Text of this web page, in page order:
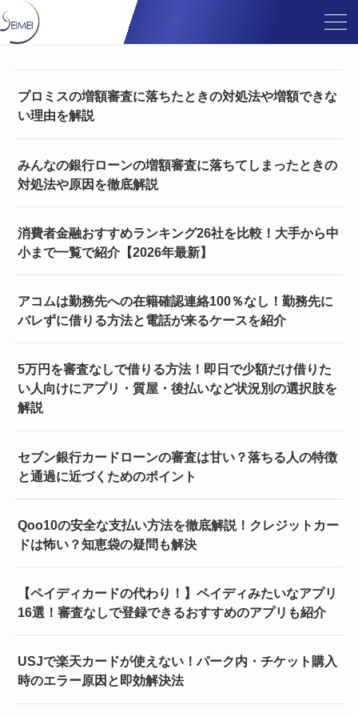
プロミスの増額審査に落ちたときの対処法や増額できな
い理由を解説
みんなの銀行ローンの増額審査に落ちてしまったときの
対処法や原因を徹底解説
消費者金融おすすめランキング26社を比較！大手から中
小まで一覧で紹介【2026年最新】
アコムは勤務先への在籍確認連絡100％なし！勤務先に
バレずに借りる方法と電話が来るケースを紹介
5万円を審査なしで借りる方法！即日で少額だけ借りた
い人向けにアプリ・質屋・後払いなど状況別の選択肢を
解説
セブン銀行カードローンの審査は甘い？落ちる人の特徴
と通過に近づくためのポイント
Qoo10の安全な支払い方法を徹底解説！クレジットカー
ドは怖い？知恵袋の疑問も解決
【ペイディカードの代わり！】ペイディみたいなアプリ
16選！審査なしで登録できるおすすめのアプリも紹介
USJで楽天カードが使えない！パーク内・チケット購入
時のエラー原因と即効解決法